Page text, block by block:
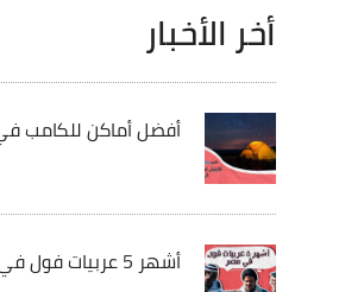
أخر الأخبار
أفضل أماكن للكامب
أشهر 5 عربيات فول في مصر